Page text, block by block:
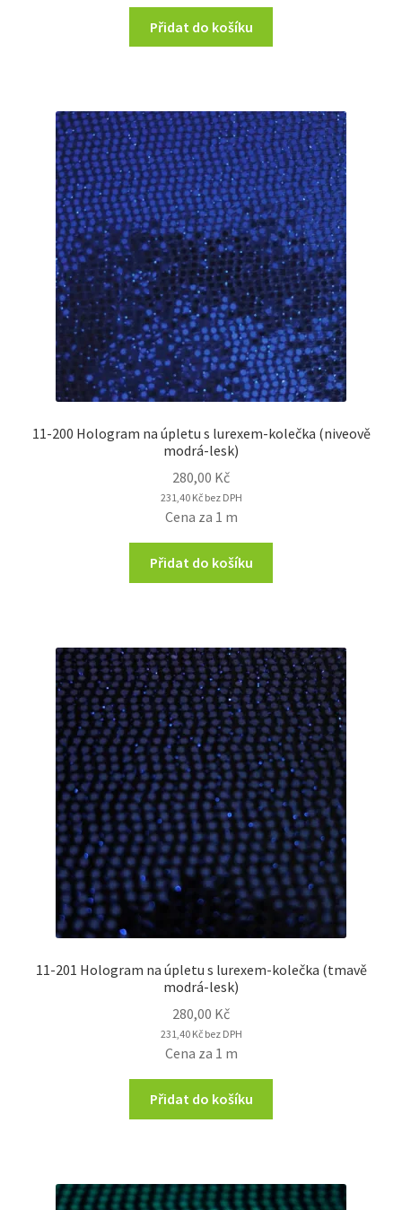
Přidat do košíku
11-200 Hologram na úpletu s lurexem-kolečka (niveově
modrá-lesk)
280,00 Kč
231,40 Kčbez DPH
Cena za 1 m
Přidat do košíku
11-201 Hologram na úpletu s lurexem-kolečka (tmavě
modrá-lesk)
280,00 Kč
231,40 Kčbez DPH
Cena za 1 m
Přidat do košíku